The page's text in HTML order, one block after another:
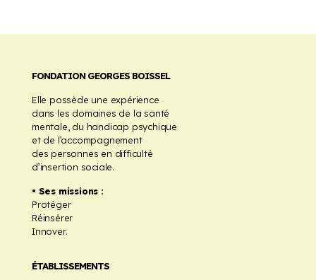
FONDATION GEORGES BOISSEL
Elle possède une expérience
dans les domaines de la santé
mentale, du handicap psychique
et de l’accompagnement
des personnes en difficulté
d’insertion sociale.
• Ses missions :
Protéger
Réinsérer
Innover.
ÉTABLISSEMENTS